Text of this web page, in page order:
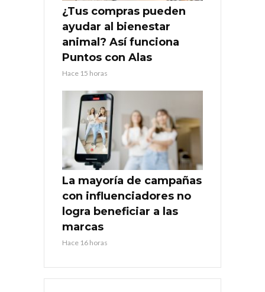
¿Tus compras pueden
ayudar al bienestar
animal? Así funciona
Puntos con Alas
Hace 15 horas
La mayoría de campañas
con influenciadores no
logra beneficiar a las
marcas
Hace 16 horas